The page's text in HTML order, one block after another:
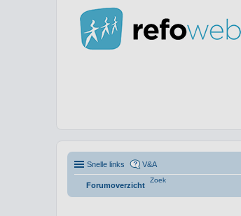
Snelle links V&A
Forumoverzicht
Zoek